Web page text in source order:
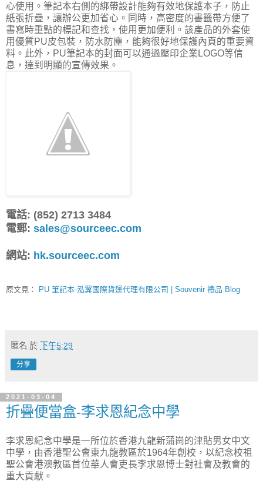
心使用。筆記本右側的綁帶設計能夠有效地保護本子，防止
紙張折疊，讓辦公更加省心。同時，高密度的書籤帶方便了
書寫時重點的標記和查找，使用更加便利。該產品的外套使
用優質PU皮包裝，防水防塵，能夠很好地保護內頁的重要資
料。此外，PU筆記本的封面可以通過壓印企業LOGO等信
息，達到明顯的宣傳效果。
電話: (852) 2713 3484
電郵: sales@sourceec.com
網站: hk.sourceec.com
原文見： PU 筆記本-泓翼國際貨運代理有限公司 | Souvenir 禮品 Blog
匿名 於 下午5:29
分享
2021-03-04
折疊便當盒-李求恩紀念中學
李求恩紀念中學是一所位於香港九龍新蒲崗的津貼男女中文
中學，由香港聖公會東九龍教區於1964年創校，以紀念校祖
聖公會港澳教區首位華人會吏長李求恩博士對社會及教會的
重大貢獻。